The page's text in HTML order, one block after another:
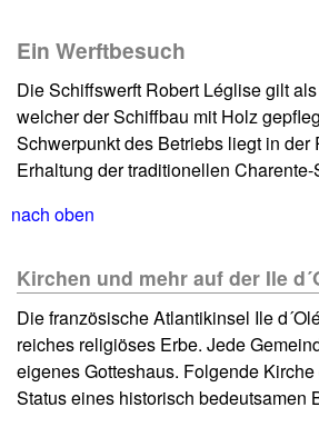
Ein Werftbesuch
Die Schiffswerft Robert Léglise gilt
welcher der Schiffbau mit Holz
Schwerpunkt des Betriebs liegt in der
Erhaltung der traditionellen Charente-
nach oben
Kirchen und mehr auf der Ile
Die französische Atlantikinsel Ile
reiches religiöses Erbe. Jede
eigenes Gotteshaus. Folgende
Status eines historisch bedeutsamen